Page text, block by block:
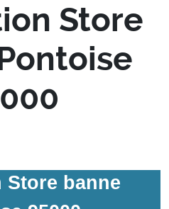
Store
Store banne